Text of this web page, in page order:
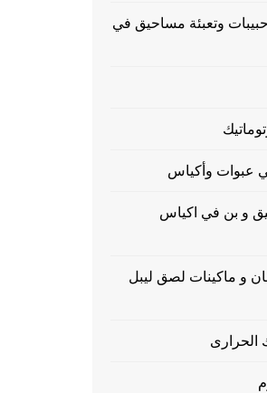
وتعبئة مساحيق في
عبوات وأكياس
و بن في اكياس
و ماكينات لصق ليبل
الحرارى